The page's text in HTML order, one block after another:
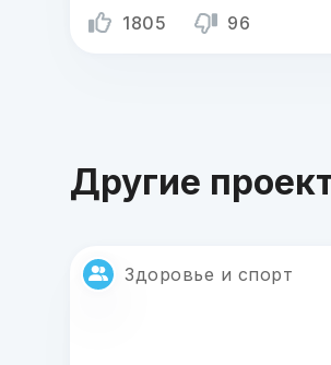
1805 96
Другие
Здоровье и спорт